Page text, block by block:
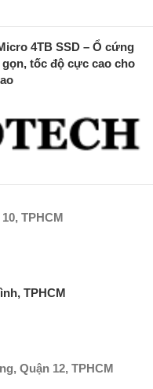
4TB SSD – Ổ cứng
gọn, tốc độ cực cao cho
TPHCM
TPHCM
Quận 12, TPHCM